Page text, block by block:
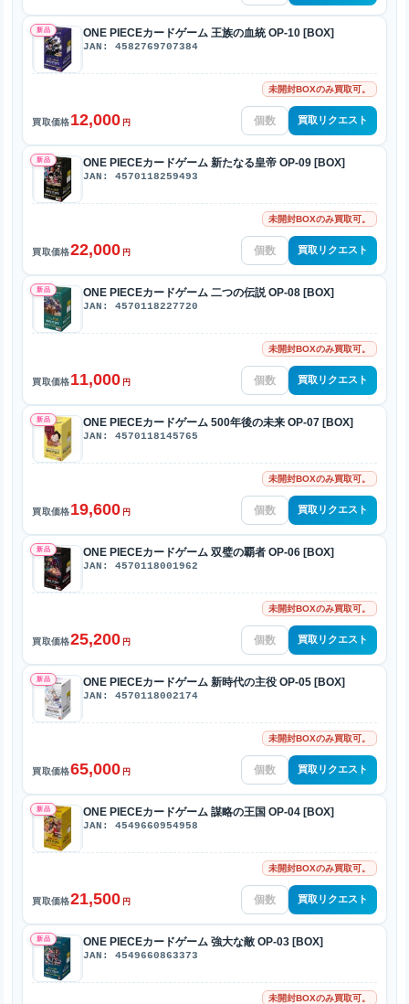
新品 ONE PIECEカードゲーム 王族の血統 OP-10 [BOX]
JAN: 4582769707384
未開封BOXのみ買取可。
買取価格12,000 円 買取リクエスト
新品 ONE PIECEカードゲーム 新たなる皇帝 OP-09 [BOX]
JAN: 4570118259493
未開封BOXのみ買取可。
買取価格22,000 円 買取リクエスト
新品 ONE PIECEカードゲーム 二つの伝説 OP-08 [BOX]
JAN: 4570118227720
未開封BOXのみ買取可。
買取価格11,000 円 買取リクエスト
新品 ONE PIECEカードゲーム 500年後の未来 OP-07 [BOX]
JAN: 4570118145765
未開封BOXのみ買取可。
買取価格19,600 円 買取リクエスト
新品 ONE PIECEカードゲーム 双璧の覇者 OP-06 [BOX]
JAN: 4570118001962
未開封BOXのみ買取可。
買取価格25,200 円 買取リクエスト
新品 ONE PIECEカードゲーム 新時代の主役 OP-05 [BOX]
JAN: 4570118002174
未開封BOXのみ買取可。
買取価格65,000 円 買取リクエスト
新品 ONE PIECEカードゲーム 謀略の王国 OP-04 [BOX]
JAN: 4549660954958
未開封BOXのみ買取可。
買取価格21,500 円 買取リクエスト
新品 ONE PIECEカードゲーム 強大な敵 OP-03 [BOX]
JAN: 4549660863373
未開封BOXのみ買取可。